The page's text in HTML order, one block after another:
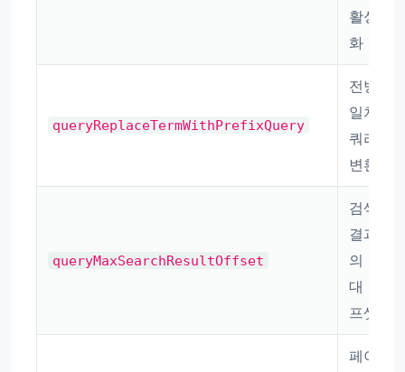
활성
화
queryReplaceTermWithPrefixQuery
전방
일치
쿼리
변환
queryMaxSearchResultOffset
검색
결과
의 최
대 오
프셋
페이